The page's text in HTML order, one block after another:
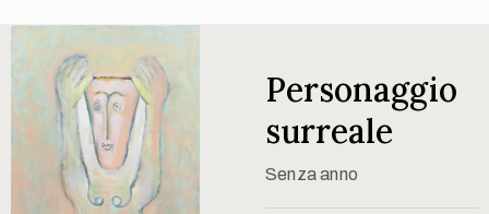
critici
Contatti
Personaggio
surreale
Senza anno